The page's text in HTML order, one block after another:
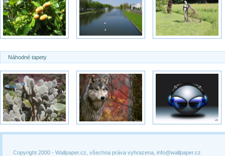
Náhodné tapety
Copyright 2000 - Wallpaper.cz, všechna práva vyhrazena, info@wallpaper.cz